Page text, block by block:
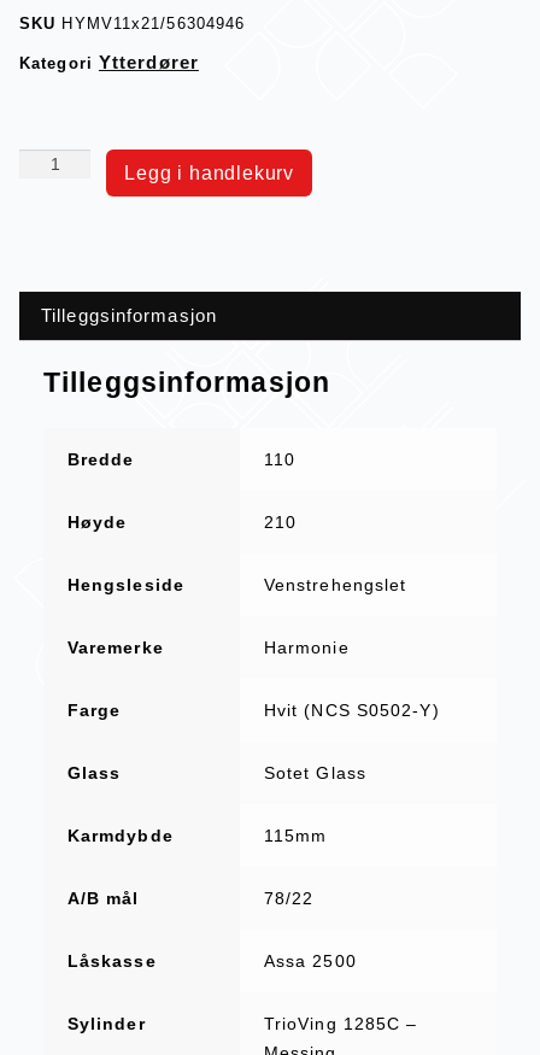
SKU HYMV11x21/56304946
Kategori Ytterdører
Legg i handlekurv
Tilleggsinformasjon
Tilleggsinformasjon
Bredde 110
Høyde 210
Hengsleside Venstrehengslet
Varemerke Harmonie
Farge Hvit (NCS S0502-Y)
Glass Sotet Glass
Karmdybde 115mm
A/B mål 78/22
Låskasse Assa 2500
Sylinder
TrioVing 1285C –